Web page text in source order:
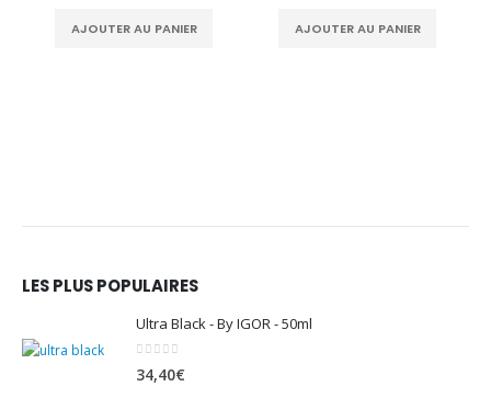
AJOUTER AU PANIER AJOUTER AU PANIER
LES PLUS POPULAIRES
Ultra Black - By IGOR - 50ml
34,40€